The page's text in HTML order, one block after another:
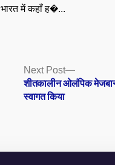
भारत में कहाँ ह�...
Next Post
Next
post:
शीतकालीन ओलंपिक
स्वागत किया